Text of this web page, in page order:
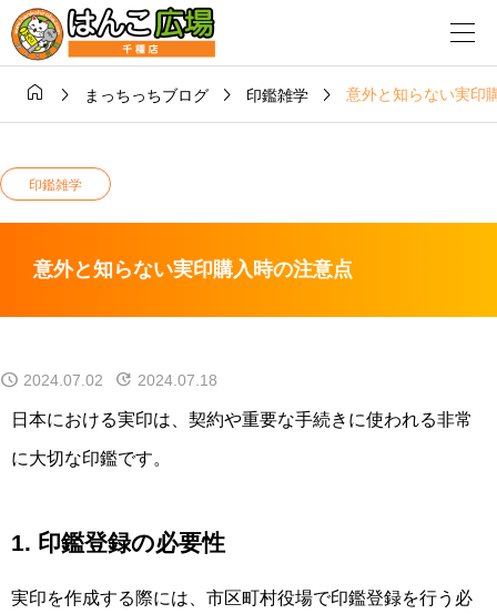
  まっちっちブログ  印鑑雑学  意外と知らない実印
印鑑雑学
意外と知らない実印購入時の注意点
2024.07.02 2024.07.18
日本における実印は、契約や重要な手続きに使われる非常
に大切な印鑑です。
1. 印鑑登録の必要性
実印を作成する際には、市区町村役場で印鑑登録を行う必